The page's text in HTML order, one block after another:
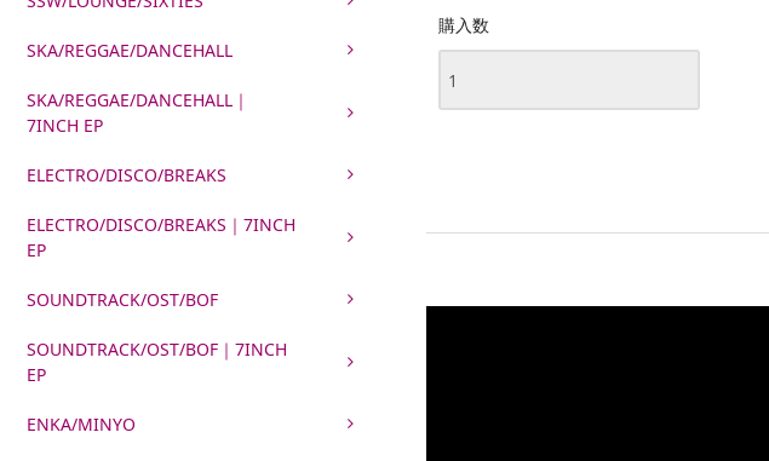
SKA/REGGAE/DANCEHALL
SKA/REGGAE/DANCEHALL｜
7INCH EP
ELECTRO/DISCO/BREAKS
ELECTRO/DISCO/BREAKS｜7INCH
EP
SOUNDTRACK/OST/BOF
SOUNDTRACK/OST/BOF｜7INCH
EP
ENKA/MINYO
購入数